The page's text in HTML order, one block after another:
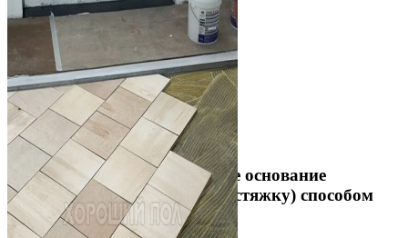
Укладка фанеры на бетонное основание
(огрунтованную цементную стяжку) способом
жесткого приклеивания